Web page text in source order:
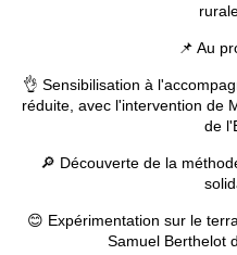
📌 Au
👌 Sensibilisation à
réduite, avec l'intervention de
de
🔎 Découverte de la
😊 Expérimentation sur le
Samuel Berthelot